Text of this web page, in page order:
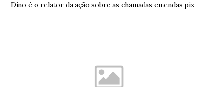
Dino é o relator da ação sobre as chamadas emendas pix